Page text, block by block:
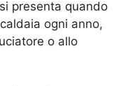
presenta quando
ogni anno,
o allo